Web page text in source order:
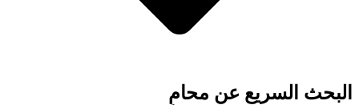
البحث السريع عن محامٍ